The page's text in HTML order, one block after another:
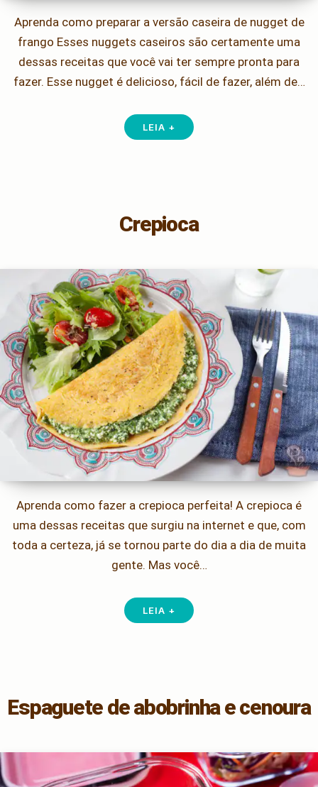
Aprenda como preparar a versão caseira de nugget de
frango Esses nuggets caseiros são certamente uma
dessas receitas que você vai ter sempre pronta para
fazer. Esse nugget é delicioso, fácil de fazer, além de…
LEIA +
Crepioca
Aprenda como fazer a crepioca perfeita! A crepioca é
uma dessas receitas que surgiu na internet e que, com
toda a certeza, já se tornou parte do dia a dia de muita
gente. Mas você…
LEIA +
Espaguete de abobrinha e cenoura